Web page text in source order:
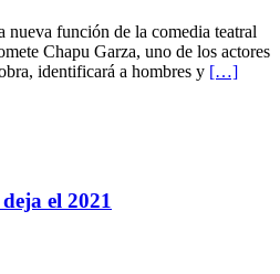
nueva función de la comedia teatral
Chapu Garza, uno de los actores
identificará a hombres y […]
el 2021